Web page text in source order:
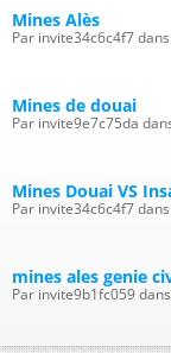
Mines Alès
Par invite34c6c4f7
Mines de douai
Par invite9e7c75da
Mines Douai VS
Par invite34c6c4f7
mines ales genie
Par invite9b1fc059